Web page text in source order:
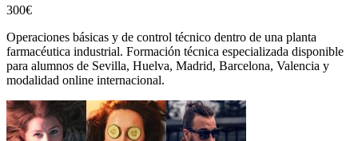
300€
Operaciones básicas y de control técnico dentro de una planta
farmacéutica industrial. Formación técnica especializada disponible
para alumnos de Sevilla, Huelva, Madrid, Barcelona, Valencia y
modalidad online internacional.